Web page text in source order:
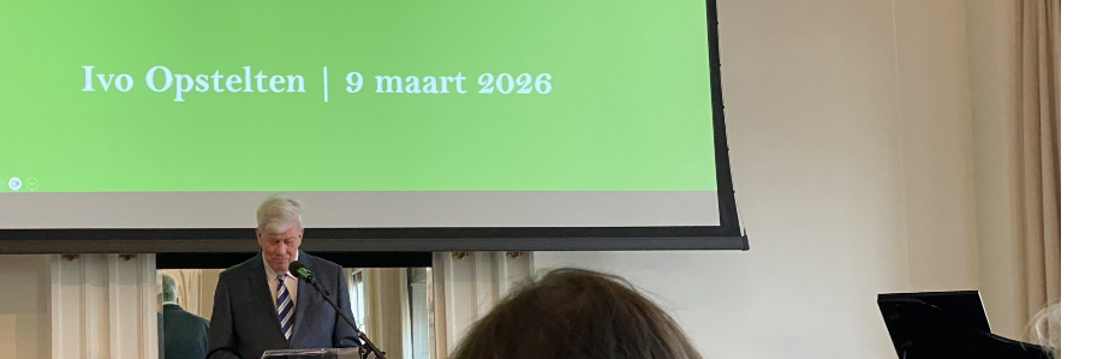
D.G. van Beuningen Lezing
MKB